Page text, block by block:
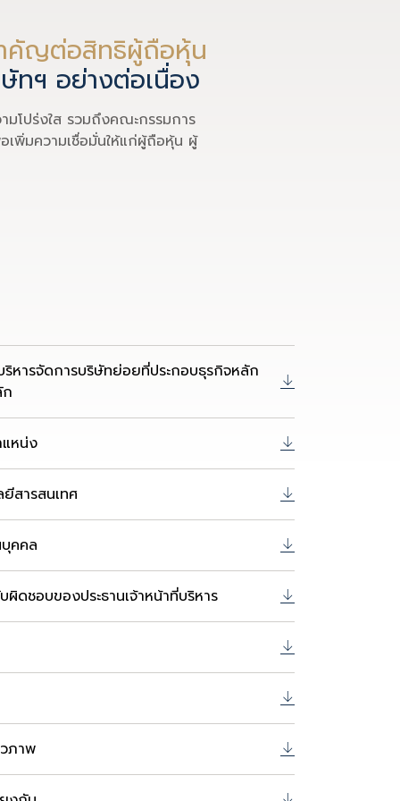
คัญต่อสิทธิผู้ถือหุ้น
ทฯ อย่างต่อเนื่อง
โปร่งใส รวมถึงคณะกรรมการ
พิ่มความเชื่อมั่นให้แก่ผู้ถือหุ้น ผู้
หารจัดการบริษัทย่อยที่ประกอบธุรกิจหลัก
หน่ง
สารสนเทศ
คคล
ดชอบของประธานเจ้าหน้าที่บริหาร
ภาพ